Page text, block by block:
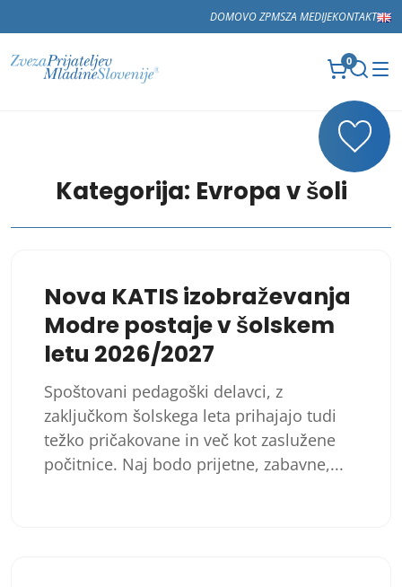
DOMOVO ZPMSZA MEDIJEKONTAKT
0
Kategorija: Evropa v šoli
Nova KATIS izobraževanja
Modre postaje v šolskem
letu 2026/2027
Spoštovani pedagoški delavci, z
zaključkom šolskega leta prihajajo tudi
težko pričakovane in več kot zaslužene
počitnice. Naj bodo prijetne, zabavne,...